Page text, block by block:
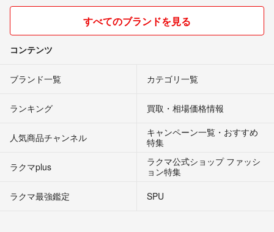
すべてのブランドを見る
コンテンツ
ブランド一覧 カテゴリ一覧
ランキング 買取・相場価格情報
人気商品チャンネル
キャンペーン一覧・おすすめ
特集
ラクマplus
ラクマ公式ショップ ファッシ
ョン特集
ラクマ最強鑑定
SPU